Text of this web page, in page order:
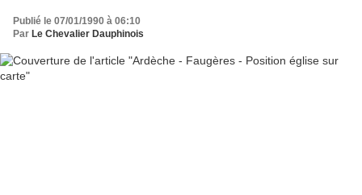
Publié le 07/01/1990 à 06:10
Par Le Chevalier Dauphinois